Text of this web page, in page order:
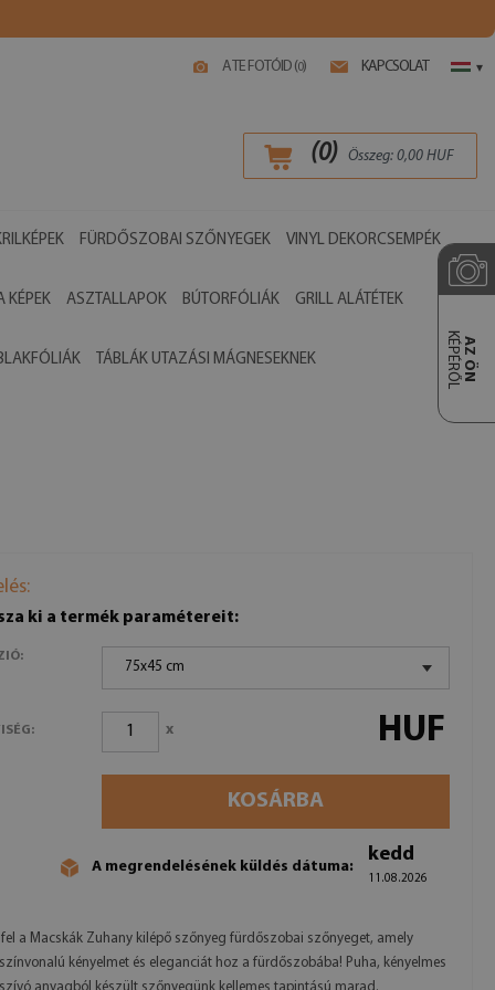
A TE FOTÓID (0) KAPCSOLAT ▾
(0) Összeg: 0,00 HUF
FÜRDŐSZOBAI SZŐNYEGEK VINYL DEKORCSEMPÉK
KÉPEK ASZTALLAPOK BÚTORFÓLIÁK GRILL ALÁTÉTEK
TÁBLÁK UTAZÁSI MÁGNESEKNEK AZ ÖN
KÉPÉRŐL
ki a termék paramétereit:
75x45 cm
x HUF
KOSÁRBA
A megrendelésének küldés dátuma:
kedd
11.08.2026
fel a Macskák Zuhany kilépő szőnyeg fürdőszobai szőnyeget, amely
kényelmet és eleganciát hoz a fürdőszobába! Puha, kényelmes